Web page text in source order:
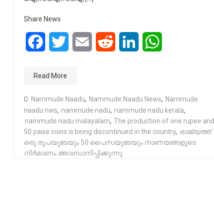
Share News
FacebookTwitter Email Reddit LinkedIn
Read More
Nammude Naadu, Nammude Naadu News, Nammude
naadu nws, nammude nadu, nammude nadu kerala,
nammude nadu malayalam, The production of one rupee and
50 paise coins is being discontinued in the country, രാജ്യത്ത്
ഒരു രൂപയുടേയും 50 പൈസയുടേയും നാണയങ്ങളുടെ
നിർമാണം അവസാനിപ്പിക്കുന്നു.